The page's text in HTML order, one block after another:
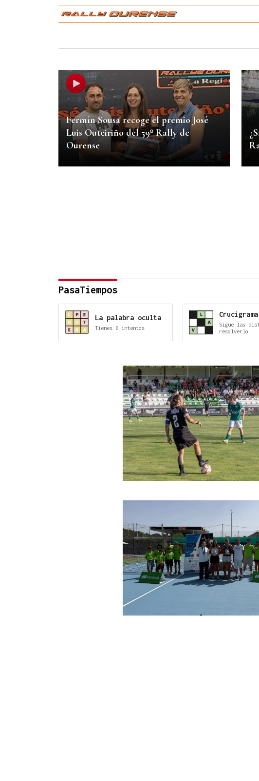
Fermín Sousa recoge el premio José
Luis Outeiriño del 59º Rally de
Ourense
PasaTiempos
La palabra oculta
Tienes 6 intentos
Crucigrama
Sigue las
resolverlo